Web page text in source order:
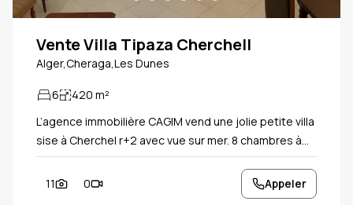
Vente Villa Tipaza Cherchell
Alger,Cheraga,Les Dunes
6 420 m²
L’agence immobilière CAGIM vend une jolie petite villa
sise à Cherchel r+2 avec vue sur mer. 8 chambres à
coucher et salons 2 salles de bains Chauffage central
et climatiseurs Toutes commodités Proche des
commerces et services publics. Affaire à saisir!!
11 0 Appeler